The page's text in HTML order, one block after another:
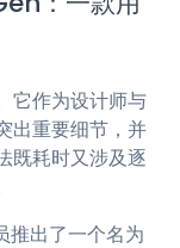
o
它作为设计师与
出重要细节，并
既耗时又涉及逐
推出了一个名为